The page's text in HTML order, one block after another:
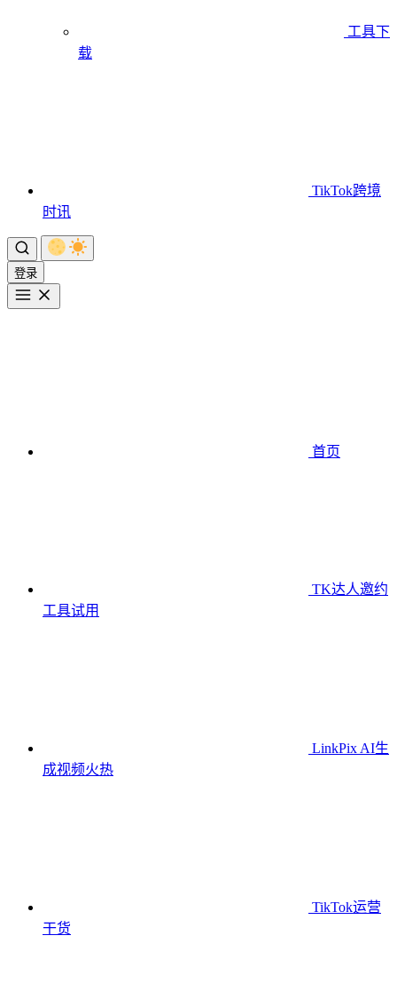
工具下
载
TikTok跨境
时讯
登录
首页
TK达人邀约
工具试用
LinkPix AI生
成视频火热
TikTok运营
干货